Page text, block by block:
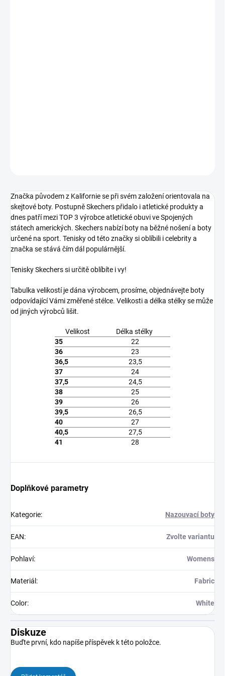
Značka původem z Kalifornie se při svém založení orientovala na
skejtové boty. Postupně Skechers přidalo i atletické produkty a
dnes patří mezi TOP 3 výrobce atletické obuvi ve Spojených
státech amerických. Skechers nabízí boty na běžné nošení a boty
určené na sport. Tenisky od této značky si oblíbili i celebrity a
značka se stává čím dál populárnější.
Tenisky Skechers si určitě oblíbíte i vy!
Tabulka velikostí je dána výrobcem, prosíme, objednávejte boty
odpovídající Vámi změřené stélce. Velikosti a délka stélky se může
od jiných výrobců lišit.
Velikost
Délka stélky
35
22
36
23
36,5
23,5
37
24
37,5
24,5
38
25
39
26
39,5
26,5
40
27
40,5
27,5
41
28
Doplňkové parametry
Kategorie: Nazouvací boty
EAN: Zvolte variantu
Pohlaví: Womens
Materiál : Fabric
Color: White
Diskuze
Buďte první, kdo napíše příspěvek k této položce.